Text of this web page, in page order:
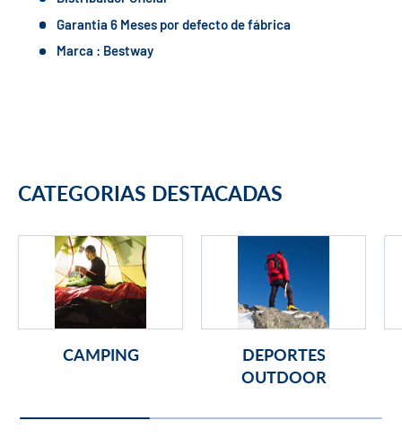
Garantia 6 Meses por defecto de fábrica
Marca : Bestway
CATEGORIAS DESTACADAS
CAMPING
DEPORTES
OUTDOOR